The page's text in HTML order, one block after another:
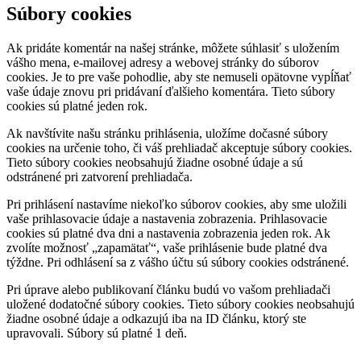
Súbory cookies
Ak pridáte komentár na našej stránke, môžete súhlasiť s uložením
vášho mena, e-mailovej adresy a webovej stránky do súborov
cookies. Je to pre vaše pohodlie, aby ste nemuseli opätovne vypĺňať
vaše údaje znovu pri pridávaní ďalšieho komentára. Tieto súbory
cookies sú platné jeden rok.
Ak navštívite našu stránku prihlásenia, uložíme dočasné súbory
cookies na určenie toho, či váš prehliadač akceptuje súbory cookies.
Tieto súbory cookies neobsahujú žiadne osobné údaje a sú
odstránené pri zatvorení prehliadača.
Pri prihlásení nastavíme niekoľko súborov cookies, aby sme uložili
vaše prihlasovacie údaje a nastavenia zobrazenia. Prihlasovacie
cookies sú platné dva dni a nastavenia zobrazenia jeden rok. Ak
zvolíte možnosť „zapamätať“, vaše prihlásenie bude platné dva
týždne. Pri odhlásení sa z vášho účtu sú súbory cookies odstránené.
Pri úprave alebo publikovaní článku budú vo vašom prehliadači
uložené dodatočné súbory cookies. Tieto súbory cookies neobsahujú
žiadne osobné údaje a odkazujú iba na ID článku, ktorý ste
upravovali. Súbory sú platné 1 deň.